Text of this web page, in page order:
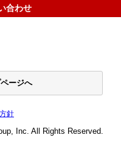
合わせ
ージへ
針
Inc. All Rights Reserved.